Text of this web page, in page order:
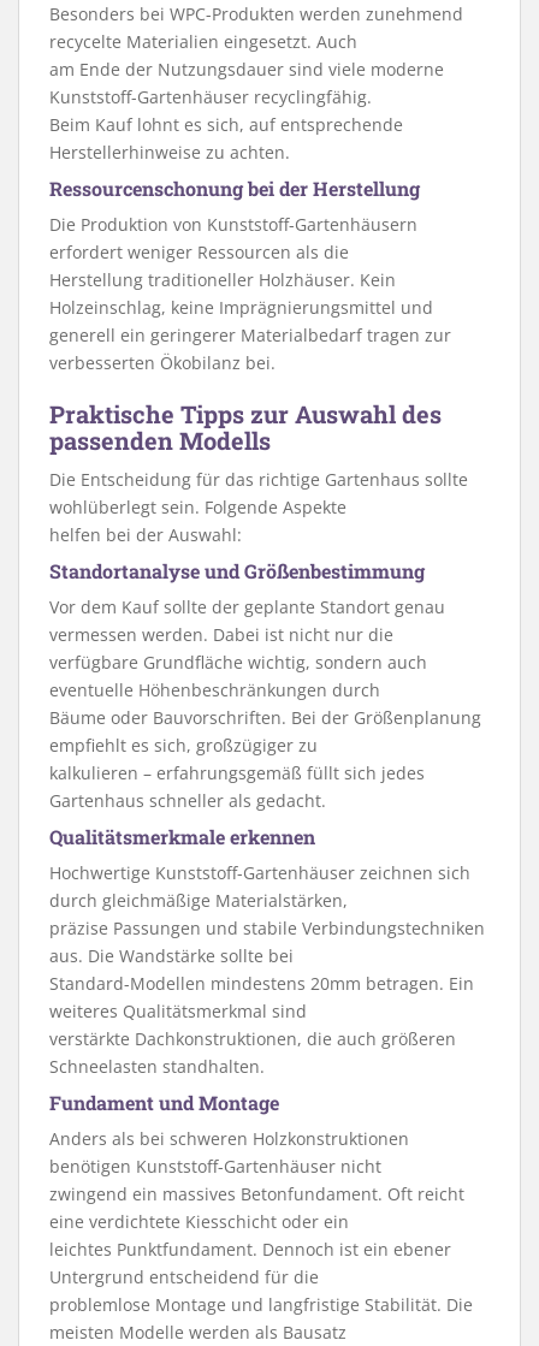
Besonders bei WPC-Produkten werden zunehmend
recycelte Materialien eingesetzt. Auch
am Ende der Nutzungsdauer sind viele moderne
Kunststoff-Gartenhäuser recyclingfähig.
Beim Kauf lohnt es sich, auf entsprechende
Herstellerhinweise zu achten.
Ressourcenschonung bei der Herstellung
Die Produktion von Kunststoff-Gartenhäusern
erfordert weniger Ressourcen als die
Herstellung traditioneller Holzhäuser. Kein
Holzeinschlag, keine Imprägnierungsmittel und
generell ein geringerer Materialbedarf tragen zur
verbesserten Ökobilanz bei.
Praktische Tipps zur Auswahl des
passenden Modells
Die Entscheidung für das richtige Gartenhaus sollte
wohlüberlegt sein. Folgende Aspekte
helfen bei der Auswahl:
Standortanalyse und Größenbestimmung
Vor dem Kauf sollte der geplante Standort genau
vermessen werden. Dabei ist nicht nur die
verfügbare Grundfläche wichtig, sondern auch
eventuelle Höhenbeschränkungen durch
Bäume oder Bauvorschriften. Bei der Größenplanung
empfiehlt es sich, großzügiger zu
kalkulieren – erfahrungsgemäß füllt sich jedes
Gartenhaus schneller als gedacht.
Qualitätsmerkmale erkennen
Hochwertige Kunststoff-Gartenhäuser zeichnen sich
durch gleichmäßige Materialstärken,
präzise Passungen und stabile Verbindungstechniken
aus. Die Wandstärke sollte bei
Standard-Modellen mindestens 20mm betragen. Ein
weiteres Qualitätsmerkmal sind
verstärkte Dachkonstruktionen, die auch größeren
Schneelasten standhalten.
Fundament und Montage
Anders als bei schweren Holzkonstruktionen
benötigen Kunststoff-Gartenhäuser nicht
zwingend ein massives Betonfundament. Oft reicht
eine verdichtete Kiesschicht oder ein
leichtes Punktfundament. Dennoch ist ein ebener
Untergrund entscheidend für die
problemlose Montage und langfristige Stabilität. Die
meisten Modelle werden als Bausatz